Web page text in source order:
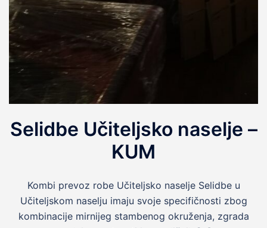
Selidbe Učiteljsko naselje –
KUM
Kombi prevoz robe Učiteljsko naselje Selidbe u
Učiteljskom naselju imaju svoje specifičnosti zbog
kombinacije mirnijeg stambenog okruženja, zgrada